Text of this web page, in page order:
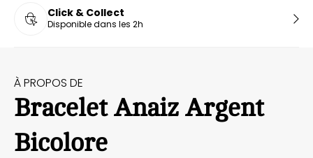
Click & Collect
Disponible dans les 2h
À PROPOS DE
Bracelet Anaiz Argent
Bicolore